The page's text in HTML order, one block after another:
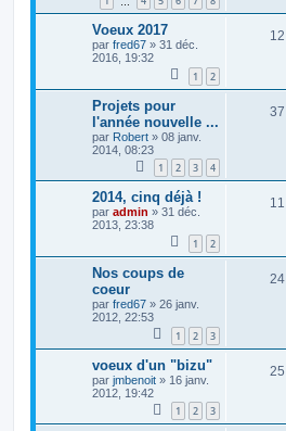
Voeux 2017
par fred67 » 31 déc.
2016, 19:32
1 2
12
Projets pour
l'année nouvelle ...
par Robert » 08 janv.
2014, 08:23
1 2 3 4
37
2014, cinq déjà !
par admin » 31 déc.
2013, 23:38
1 2
11
Nos coups de
coeur
par fred67 » 26 janv.
2012, 22:53
1 2 3
24
voeux d'un "bizu"
par jmbenoit » 16 janv.
2012, 19:42
1 2 3
25